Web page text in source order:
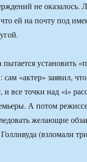
не оказалось.
ей на почту под
установить
«актер» заявил,
и все точки над «i»
А потом
желающие
(взломали